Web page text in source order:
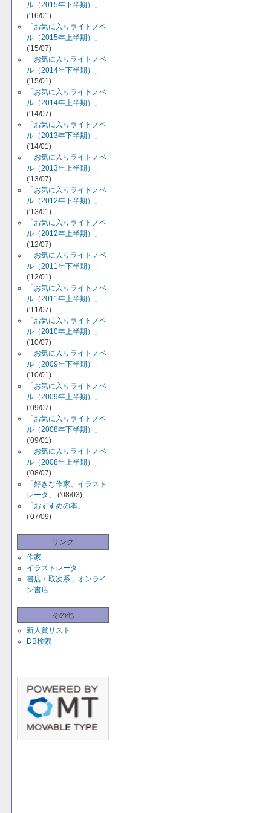
ル（2015年下半期）」
('16/01)
「お気に入りライトノベ
ル（2015年上半期）」
('15/07)
「お気に入りライトノベ
ル（2014年下半期）」
('15/01)
「お気に入りライトノベ
ル（2014年上半期）」
('14/07)
「お気に入りライトノベ
ル（2013年下半期）」
('14/01)
「お気に入りライトノベ
ル（2013年上半期）」
('13/07)
「お気に入りライトノベ
ル（2012年下半期）」
('13/01)
「お気に入りライトノベ
ル（2012年上半期）」
('12/07)
「お気に入りライトノベ
ル（2011年下半期）」
('12/01)
「お気に入りライトノベ
ル（2011年上半期）」
('11/07)
「お気に入りライトノベ
ル（2010年上半期）」
('10/07)
「お気に入りライトノベ
ル（2009年下半期）」
('10/01)
「お気に入りライトノベ
ル（2009年上半期）」
('09/07)
「お気に入りライトノベ
ル（2008年下半期）」
('09/01)
「お気に入りライトノベ
ル（2008年上半期）」
('08/07)
「好きな作家、イラスト
レータ」
('08/03)
「おすすめの本」
('07/09)
リンク
作家
イラストレータ
書店・取次系，オンライ
ン書店
その他
新人賞リスト
DB検索